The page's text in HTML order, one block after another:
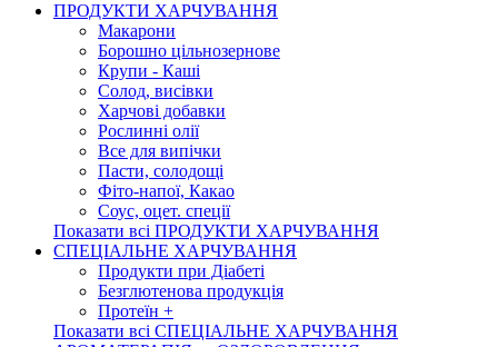
ПРОДУКТИ ХАРЧУВАННЯ
Макарони
Борошно цільнозернове
Крупи - Каші
Солод, висівки
Харчові добавки
Рослинні олії
Все для випічки
Пасти, солодощі
Фіто-напої, Какао
Соус, оцет. спеції
Показати всі ПРОДУКТИ ХАРЧУВАННЯ
СПЕЦІАЛЬНЕ ХАРЧУВАННЯ
Продукти при Діабеті
Безглютенова продукція
Протеїн +
Показати всі СПЕЦІАЛЬНЕ ХАРЧУВАННЯ